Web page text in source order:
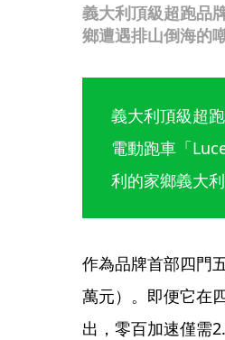
義大利頂級超跑品
鄉遭遇排山倒海的
義大利頂級超
電動跑車「
利的家鄉義大
作為品牌首部四門
萬元）。即便它在
出，零百加速僅需